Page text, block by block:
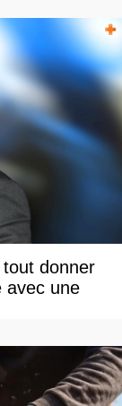
donner
avec une